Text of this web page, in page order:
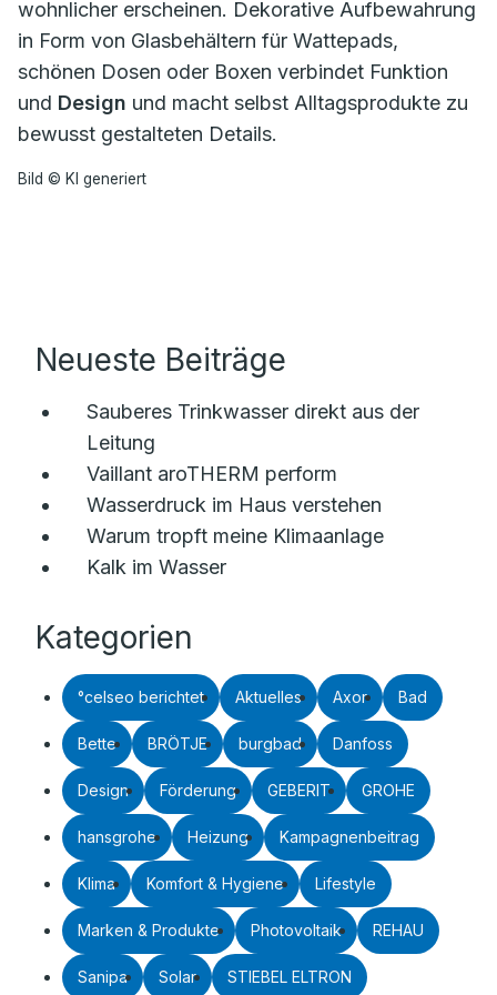
wohnlicher erscheinen. Dekorative Aufbewahrung
in Form von Glasbehältern für Wattepads,
schönen Dosen oder Boxen verbindet Funktion
und Design und macht selbst Alltagsprodukte zu
bewusst gestalteten Details.
Bild © KI generiert
Neueste Beiträge
Sauberes Trinkwasser direkt aus der
Leitung
Vaillant aroTHERM perform
Wasserdruck im Haus verstehen
Warum tropft meine Klimaanlage
Kalk im Wasser
Kategorien
°celseo berichtet Aktuelles Axor Bad
Bette BRÖTJE burgbad Danfoss
Design Förderung GEBERIT GROHE
hansgrohe Heizung Kampagnenbeitrag
Klima Komfort & Hygiene Lifestyle
Marken & Produkte Photovoltaik REHAU
Sanipa Solar STIEBEL ELTRON